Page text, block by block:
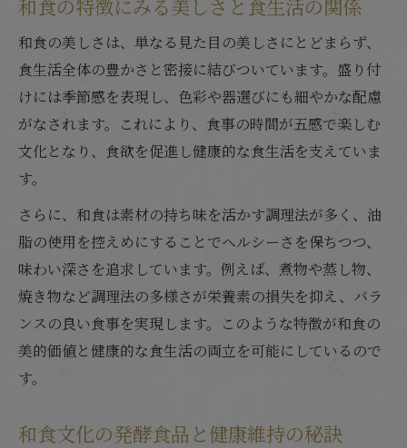
和食の特徴にみる美しさと食生活の関係
和食の美しさは、単なる見た目の美しさにとどまらず、
食生活全体の豊かさと密接に結びついています。盛り付
けには季節感を表現し、色彩や器選びにも細やかな配慮
がなされます。これにより、食事の時間が五感で楽しむ
文化となり、食欲を促進し健康的な食生活を支えていま
す。
さらに、和食は素材の持ち味を活かす調理法が多く、油
脂の使用を控えめにすることでヘルシーさを保ちつつ、
味わい深さを追求しています。例えば、煮物や蒸し物、
焼き物など調理法の多様さが栄養素の損失を抑え、バラ
ンスの良い食事を実現します。このような特徴が和食の
美的価値と健康的な食生活の両立を可能にしているので
す。
和食文化の発酵食品と健康維持の秘訣